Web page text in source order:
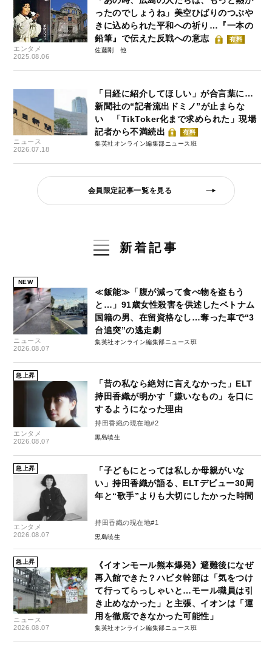
エンタメ
2025.08.06
ったのでしょうね」美空ひばりのつぶや
きに込められた平和への祈り…『一本の
鉛筆』で伝えた反戦への意志
有料
佐藤剛
ニュース
2026.07.18
「日経に紹介してほしい」が合言葉に…
新聞社の“記者流出ドミノ”が止まらな
い 「TikToker化まで求められた」現場
記者から不満続出
有料
集英社オンライン編集部ニュース班
会員限定記事一覧を見る
新着記事
NEW
ニュース
2026.08.07
≪飯能≫「腹が減って食べ物を盗もう
と…」91歳女性殺害を供述したベトナム
国籍の男、在留資格なし…奪った車で“3
台追突”の逃走劇
集英社オンライン編集部ニュース班
急上昇
エンタメ
2026.08.07
「昔の私なら絶対に言えなかった」ELT
持田香織が明かす「嫌いなもの」を口に
するようになった理由
持田香織の現在地#2
黒島暁生
急上昇
エンタメ
2026.08.07
「子どもにとっては私しか母親がいな
い」持田香織が語る、ELTデビュー30周
年と“歌手”よりも大切にしたかった時間
持田香織の現在地#1
黒島暁生
急上昇
ニュース
2026.08.07
《イオンモール熊本爆発》避難後になぜ
再入館できた？ハビタ幹部は「気をつけ
て行ってらっしゃいと…モール職員は引
き止めなかった」と主張、イオンは「運
用を徹底できなかった可能性」
集英社オンライン編集部ニュース班